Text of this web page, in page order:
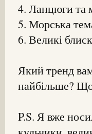
4. Ланцюги та
5. Морська
6. Великі
Який тренд
найбільше?
P.S. Я вже